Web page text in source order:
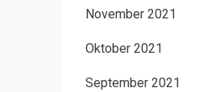
November 2021
Oktober 2021
September 2021